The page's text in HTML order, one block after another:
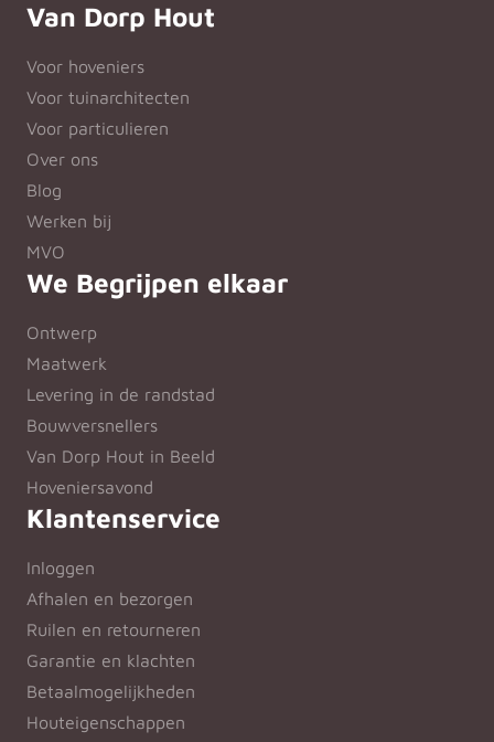
Van Dorp Hout
Voor hoveniers
Voor tuinarchitecten
Voor particulieren
Over ons
Blog
Werken bij
MVO
We Begrijpen elkaar
Ontwerp
Maatwerk
Levering in de randstad
Bouwversnellers
Van Dorp Hout in Beeld
Hoveniersavond
Klantenservice
Inloggen
Afhalen en bezorgen
Ruilen en retourneren
Garantie en klachten
Betaalmogelijkheden
Houteigenschappen